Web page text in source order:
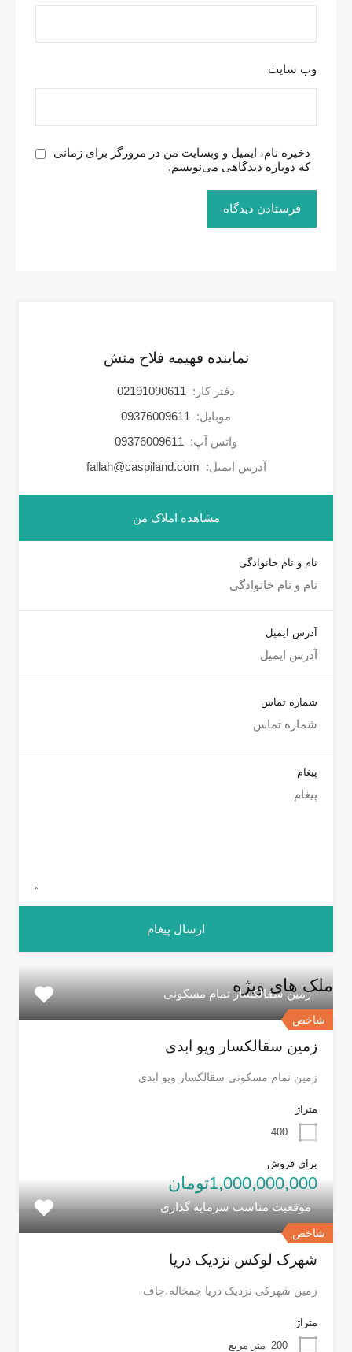
وب‌ سایت
ذخیره نام، ایمیل و وبسایت من در مرورگر برای زمانی
که دوباره دیدگاهی می‌نویسم.
نماینده فهیمه فلاح منش
دفتر کار: 02191090611
موبایل: 09376009611
واتس آپ: 09376009611
آدرس ایمیل: fallah@caspiland.com
مشاهده املاک من
نام و نام خانوادگی
آدرس ایمیل
شماره تماس
پیغام
ملک های ویژه
شاخص
زمین سقالکسار تمام مسکونی
زمین سقالکسار ویو ابدی
زمین تمام مسکونی سقالکسار ویو ابدی
متراژ
400
برای فروش
1,000,000,000تومان
شاخص
موقعیت مناسب سرمایه گذاری
شهرک لوکس نزدیک دریا
زمین شهرکی نزدیک دریا چمخاله،چاف
متراژ
200 متر مربع